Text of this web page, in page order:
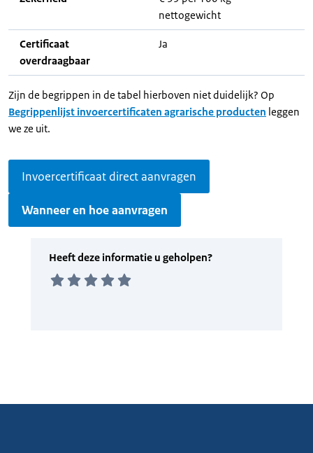
nettogewicht
Certificaat
overdraagbaar
Ja
Zijn de begrippen in de tabel hierboven niet duidelijk? Op
Begrippenlijst invoercertificaten agrarische producten leggen
we ze uit.
Invoercertificaat direct aanvragen
Wanneer en hoe aanvragen